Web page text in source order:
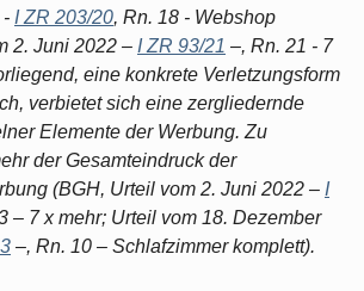
- I ZR 203/20, Rn. 18 - Webshop
2. Juni 2022 – I ZR 93/21 –, Rn. 21 - 7
eine konkrete Verletzungsform
verbietet sich eine zergliedernde
Elemente der Werbung. Zu
der Gesamteindruck der
(BGH, Urteil vom 2. Juni 2022 – I
– 7 x mehr; Urteil vom 18. Dezember
–, Rn. 10 – Schlafzimmer komplett).